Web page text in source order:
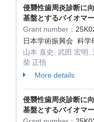
侵襲性歯周炎診断に
基盤とするバイオマ
Grant number：
日本学術振興会 科
山本 直史, 武田 宏明,
柴 正悟
More details
侵襲性歯周炎診断に
基盤とするバイオマ